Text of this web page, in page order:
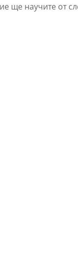
ще научите от